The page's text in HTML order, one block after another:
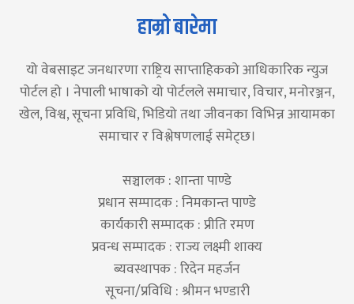
हाम्रो बारेमा
यो वेबसाइट जनधारणा राष्ट्रिय साप्ताहिकको आधिकारिक न्युज
पोर्टल हो । नेपाली भाषाको यो पोर्टलले समाचार, विचार, मनोरञ्जन,
खेल, विश्व, सूचना प्रविधि, भिडियो तथा जीवनका विभिन्न आयामका
समाचार र विश्लेषणलाई समेट्छ।
सञ्चालक : शान्ता पाण्डे
प्रधान सम्पादक : निमकान्त पाण्डे
कार्यकारी सम्पादक : प्रीति रमण
प्रवन्ध सम्पादक : राज्य लक्ष्मी शाक्य
ब्यवस्थापक : रिदेन महर्जन
सूचना/प्रविधि : श्रीमन भण्डारी